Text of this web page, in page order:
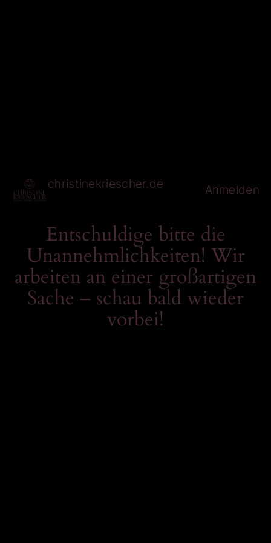
christinekriescher.de Anmelden
Entschuldige bitte die
Unannehmlichkeiten! Wir
arbeiten an einer großartigen
Sache – schau bald wieder
vorbei!